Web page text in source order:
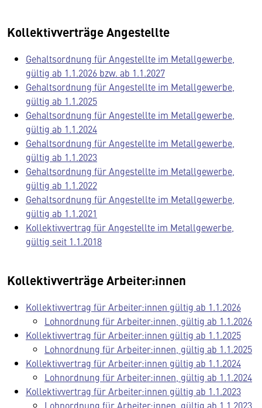
Kollektivverträge Angestellte
Gehaltsordnung für Angestellte im Metallgewerbe,
gültig ab 1.1.2026 bzw. ab 1.1.2027
Gehaltsordnung für Angestellte im Metallgewerbe,
gültig ab 1.1.2025
Gehaltsordnung für Angestellte im Metallgewerbe,
gültig ab 1.1.2024
Gehaltsordnung für Angestellte im Metallgewerbe,
gültig ab 1.1.2023
Gehaltsordnung für Angestellte im Metallgewerbe,
gültig ab 1.1.2022
Gehaltsordnung fürAngestellte im Metallgewerbe,
gültig ab 1.1.2021
Kollektivvertrag für Angestellte im Metallgewerbe,
gültig seit 1.1.2018
Kollektivverträge Arbeiter:innen
Kollektivvertrag für Arbeiter:innen gültig ab 1.1.2026
Lohnordnung für Arbeiter:innen, gültig ab 1.1.2026
Kollektivvertrag für Arbeiter:innen gültig ab 1.1.2025
Lohnordnung für Arbeiter:innen, gültig ab 1.1.2025
Kollektivvertrag für Arbeiter:innen gültig ab 1.1.2024
Lohnordnung für Arbeiter:innen, gültig ab 1.1.2024
Kollektivvertrag für Arbeiter:innen gültig ab 1.1.2023
Lohnordnung für Arbeiter:innen, gültig ab 1.1.2023